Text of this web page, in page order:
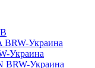
Украина
Украина
BRW-Украина